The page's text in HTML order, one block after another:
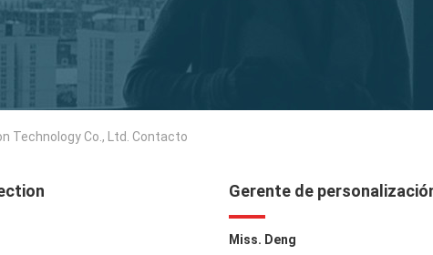
Technology Co., Ltd. Contacto
Gerente de
Miss. Deng